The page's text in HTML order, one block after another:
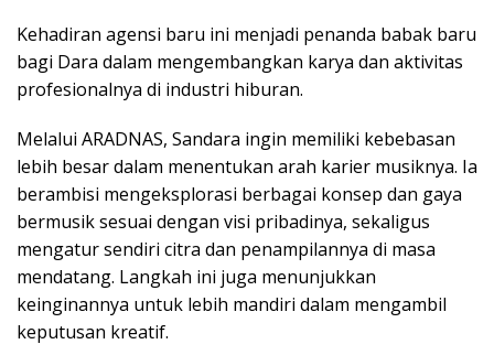
Kehadiran agensi baru ini menjadi penanda babak baru
bagi Dara dalam mengembangkan karya dan aktivitas
profesionalnya di industri hiburan.
Melalui ARADNAS, Sandara ingin memiliki kebebasan
lebih besar dalam menentukan arah karier musiknya. Ia
berambisi mengeksplorasi berbagai konsep dan gaya
bermusik sesuai dengan visi pribadinya, sekaligus
mengatur sendiri citra dan penampilannya di masa
mendatang. Langkah ini juga menunjukkan
keinginannya untuk lebih mandiri dalam mengambil
keputusan kreatif.